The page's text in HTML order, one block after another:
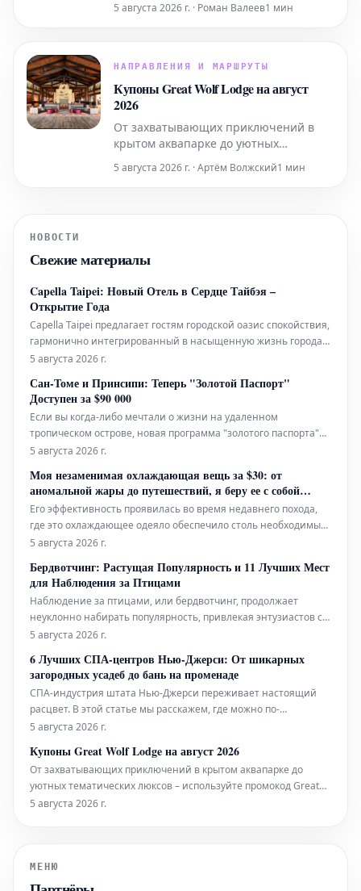
по-настоящему расслабиться и
5 августа 2026 г. · Роман Валеев1 мин
НАПРАВЛЕНИЯ И МАРШРУТЫ
Купоны Great Wolf Lodge на август
2026
От захватывающих приключений в
крытом аквапарке до уютных
промокод Great Wolf Lodge, чтобы
5 августа 2026 г. · Артём Волжский1 мин
НОВОСТИ
Свежие материалы
Capella Taipei: Новый Отель в Сердце Тайбэя –
Открытие Года
Capella Taipei предлагает гостям городской оазис спокойствия,
гармонично интегрированный в насыщенную жизнь города.
Это место, где безмятежность идеально сочетается с
в самом сердце событий.
5 августа 2026 г.
Сан-Томе и Принсипи: Теперь "Золотой Паспорт"
Доступен за $90 000
Если вы когда-либо мечтали о жизни на удаленном
тропическом острове, новая программа "золотого паспорта"
Сан-Томе и Принсипи может стать вашим пропуском к этой
5 августа 2026 г.
Моя незаменимая охлаждающая вещь за $30: от
аномальной жары до путешествий, я беру ее с собой
повсюду
Его эффективность проявилась во время недавнего похода,
где это охлаждающее одеяло обеспечило столь необходимый
комфорт в жаркие и влажные ночи.
5 августа 2026 г.
Бердвотчинг: Растущая Популярность и 11 Лучших Мест
для Наблюдения за Птицами
Наблюдение за птицами, или бердвотчинг, продолжает
неуклонно набирать популярность, привлекая энтузиастов со
всего мира к поиску выдающихся мест для своего увлечения.
разнообразные экосистемы — от безмятежных холмов
Шотландии до пышных, экзоти
5 августа 2026 г.
6 Лучших СПА-центров Нью-Джерси: От шикарных
загородных усадеб до бань на променаде
СПА-индустрия штата Нью-Джерси переживает настоящий
расцвет. В этой статье мы расскажем, где можно по-
настоящему расслабиться и восстановить силы, получив
5 августа 2026 г.
Купоны Great Wolf Lodge на август 2026
От захватывающих приключений в крытом аквапарке до
уютных тематических люксов – используйте промокод Great
Wolf Lodge, чтобы сэкономить до 50% на следующем
5 августа 2026 г.
МЕНЮ